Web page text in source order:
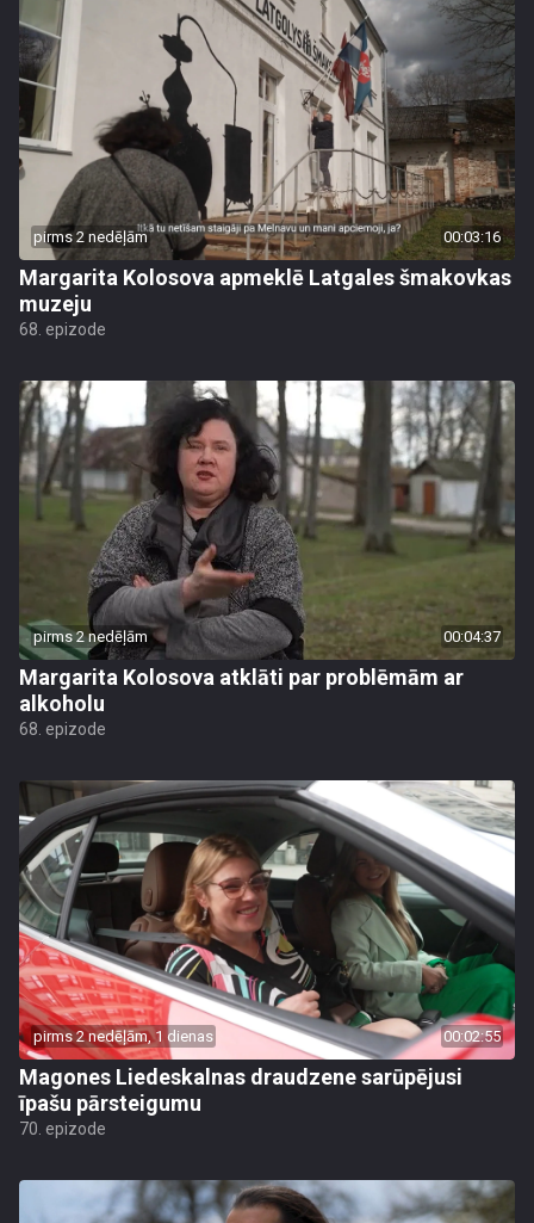
pirms 2 nedēļām 00:03:16
Margarita Kolosova apmeklē Latgales šmakovkas
muzeju
68. epizode
pirms 2 nedēļām 00:04:37
Margarita Kolosova atklāti par problēmām ar
alkoholu
68. epizode
pirms 2 nedēļām, 1 dienas 00:02:55
Magones Liedeskalnas draudzene sarūpējusi
īpašu pārsteigumu
70. epizode